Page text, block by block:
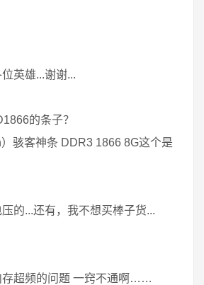
英雄...谢谢...
的条子？
骇客神条 DDR3 1866 8G这个是
的...还有，我不想买棒子货...
存超频的问题 一窍不通啊……